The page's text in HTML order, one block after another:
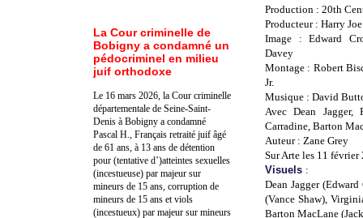
Production : 20th
Producteur : Harry
Image : Edward
Davey
Montage : Robert
Jr.
Musique : David
Avec Dean Jagger,
Carradine, Barton
Auteur : Zane Grey
Sur Arte les 11
Visuels :
Dean Jagger
(Vance Shaw),
Barton MacLane
La Cour criminelle de
Bobigny a condamné un
pédocriminel en milieu
juif orthodoxe
Le 16 mars 2026, la Cour criminelle
départementale de Seine-Saint-
Denis à Bobigny a condamné
Pascal H., Français retraité juif âgé
de 61 ans, à 13 ans de détention
pour (tentative d’)atteintes sexuelles
(incestueuse) par majeur sur
mineurs de 15 ans, corruption de
mineurs de 15 ans et viols
(incestueux) par majeur sur mineurs